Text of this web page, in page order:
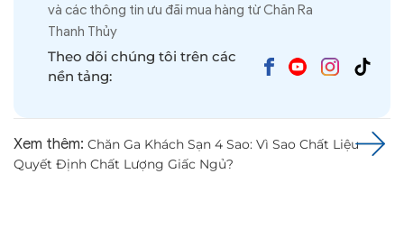
và các thông tin ưu đãi mua hàng từ Chăn Ra
Thanh Thủy
Theo dõi chúng tôi trên các
nền tảng:
Xem thêm: Chăn Ga Khách Sạn 4 Sao: Vì Sao Chất Liệu
Quyết Định Chất Lượng Giấc Ngủ?